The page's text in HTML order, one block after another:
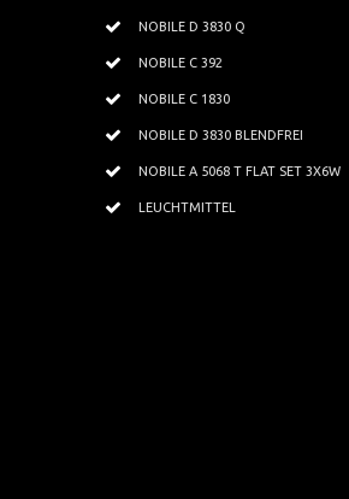
Tapeten
NOBILE D 3830 Q
NOBILE C 392
NOBILE C 1830
NOBILE D 3830 BLENDFREI
NOBILE A 5068 T FLAT SET 3X6W
LEUCHTMITTEL